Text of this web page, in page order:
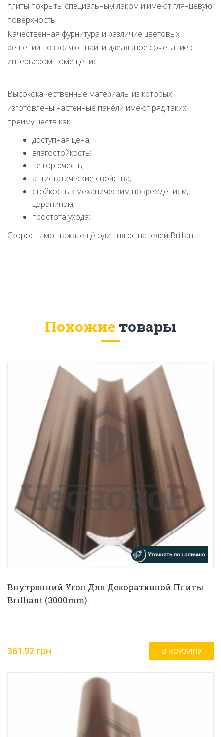
плиты покрыты специальным лаком и имеют глянцевую
поверхность.
Качественная фурнитура и различие цветовых
решений позволяют найти идеальное сочетание с
интерьером помещения.
Высококачественные материалы из которых
изготовлены настенные панели имеют ряд таких
преимуществ как:
доступная цена;
влагостойкость;
не горючесть;
антистатические свойства;
cтойкость к механическим повреждениям,
царапинам;
простота ухода;
Скорость монтажа, ещё один плюс панелей Brilliant.
Похожие товары
Внутренний Угол Для Декоративной Плиты
Brilliant (3000mm).
361.92 грн